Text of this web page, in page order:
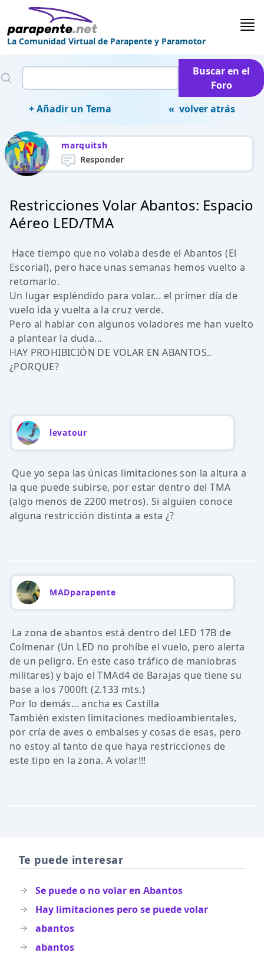
La Comunidad Virtual de Parapente y Paramotor
Buscar en el
Foro
+ Añadir un Tema
« volver atrás
marquitsh
Responder
Restricciones Volar Abantos: Espacio
Aéreo LED/TMA
Hace tiempo que no volaba desde el Abantos (El
Escorial), pero hace unas semanas hemos vuelto a
retomarlo.
Un lugar espléndido para volar... el primer día de
vuelo ida y vuelta a la cruz verde.
Pero al hablar con algunos voladores me han vuelto
a plantear la duda...
HAY PROHIBICIÓN DE VOLAR EN ABANTOS..
¿PORQUE?
levatour
Que yo sepa las únicas limitaciones son la altura a
la que puede subirse, por estar dentro del TMA
(algo menos de 2200 metros). Si alguien conoce
alguna restricción distinta a esta ¿?
MADparapente
La zona de abantos está dentro del LED 17B de
Colmenar (Un LED no prohíbe el vuelo, pero alerta
de un peligro. En este caso tráfico de maniobras
militares) y bajo el TMAd4 de Barajas que tiene su
base a los 7000ft (2.133 mts.)
Por lo demás... ancha es Castilla
También existen limitaciones medioambientales,
por cría de aves o embalses y cosas de esas, pero
no estoy al tanto de que haya restricciones de
este tipo en la zona. A volar!!!
Te puede interesar
Se puede o no volar en Abantos
Hay limitaciones pero se puede volar
abantos
abantos